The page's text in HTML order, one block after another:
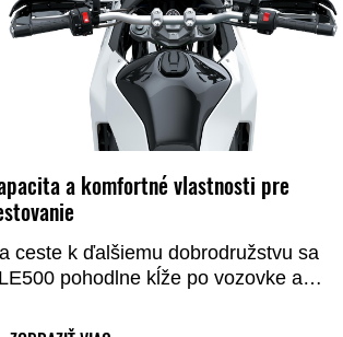
a komfortné vlastnosti pre
ceste k ďalšiemu dobrodružstvu sa
pohodlne kĺže po vozovke a
na uzde vďaka 3-polohovému